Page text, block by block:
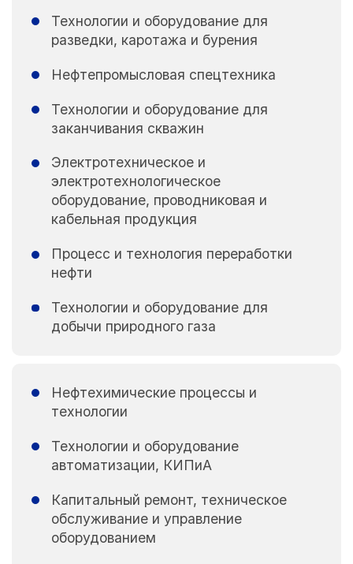
Технологии и оборудование для
разведки, каротажа и бурения
Нефтепромысловая спецтехника
Технологии и оборудование для
заканчивания скважин
Электротехническое и
электротехнологическое
оборудование, проводниковая и
кабельная продукция
Процесс и технология переработки
нефти
Технологии и оборудование для
добычи природного газа
Нефтехимические процессы и
технологии
Технологии и оборудование
автоматизации, КИПиА
Капитальный ремонт, техническое
обслуживание и управление
оборудованием